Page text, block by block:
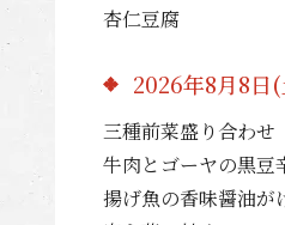
杏仁豆腐
2026年8月8
三種前菜盛り合わせ
牛肉とゴーヤの黒豆
揚げ魚の香味醤油が